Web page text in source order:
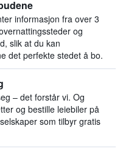
informasjon fra over 3
og
slik at du kan
det perfekte stedet å bo.
– det forstår vi. Og
og bestille leiebiler på
som tilbyr gratis